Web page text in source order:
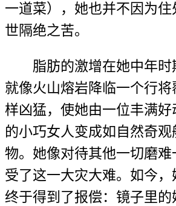
一道菜），她也并不因为住
世隔绝之苦。
脂肪的激增在她中年时
就像火山熔岩降临一个行
样凶猛，使她由一位丰满好
的小巧女人变成如自然奇观
物。她像对待其他一切磨
受了这一大灾大难。如今
终于得到了报偿：镜子里